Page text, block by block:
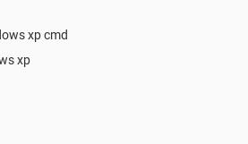
xp cmd
xp